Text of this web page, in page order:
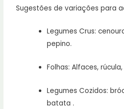
Sugestões de variações para
Legumes Crus:
pepino.
Folhas: Alfaces,
Legumes Cozidos:
batata .